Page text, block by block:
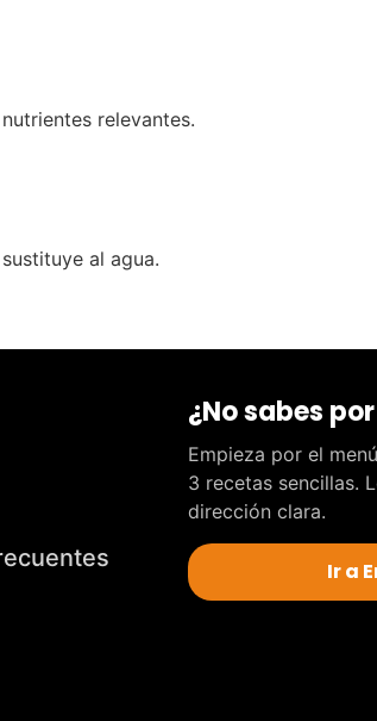
relevantes.
al agua.
¿No sabes
Empieza por el
3 recetas sencillas.
dirección clara.
Ir a